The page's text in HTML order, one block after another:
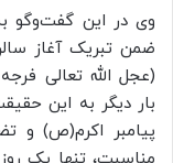
وی در این گفت‌وگو
ضمن تبریک آغاز
(عجل الله تعالی
بار دیگر به این
پیامبر اکرم(ص) و